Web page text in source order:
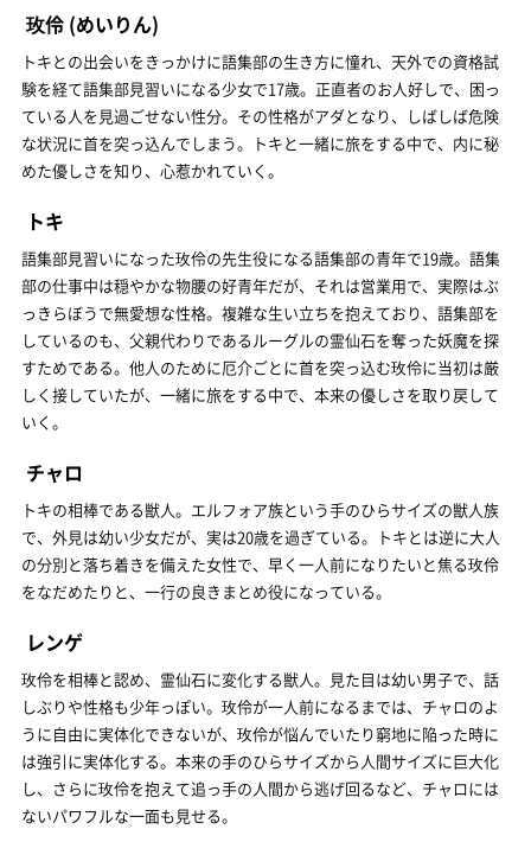
玫伶 (めいりん)
トキとの出会いをきっかけに語集部の生き方に憧れ、天外での資格試
験を経て語集部見習いになる少女で17歳。正直者のお人好しで、困っ
ている人を見過ごせない性分。その性格がアダとなり、しばしば危険
な状況に首を突っ込んでしまう。トキと一緒に旅をする中で、内に秘
めた優しさを知り、心惹かれていく。
トキ
語集部見習いになった玫伶の先生役になる語集部の青年で19歳。語集
部の仕事中は穏やかな物腰の好青年だが、それは営業用で、実際はぶ
っきらぼうで無愛想な性格。複雑な生い立ちを抱えており、語集部を
しているのも、父親代わりであるルーグルの霊仙石を奪った妖魔を探
すためである。他人のために厄介ごとに首を突っ込む玫伶に当初は厳
しく接していたが、一緒に旅をする中で、本来の優しさを取り戻して
いく。
チャロ
トキの相棒である獣人。エルフォア族という手のひらサイズの獣人族
で、外見は幼い少女だが、実は20歳を過ぎている。トキとは逆に大人
の分別と落ち着きを備えた女性で、早く一人前になりたいと焦る玫伶
をなだめたりと、一行の良きまとめ役になっている。
レンゲ
玫伶を相棒と認め、霊仙石に変化する獣人。見た目は幼い男子で、話
しぶりや性格も少年っぽい。玫伶が一人前になるまでは、チャロのよ
うに自由に実体化できないが、玫伶が悩んでいたり窮地に陥った時に
は強引に実体化する。本来の手のひらサイズから人間サイズに巨大化
し、さらに玫伶を抱えて追っ手の人間から逃げ回るなど、チャロには
ないパワフルな一面も見せる。